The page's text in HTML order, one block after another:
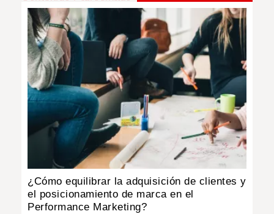
¿Cómo equilibrar la adquisición de clientes y
el posicionamiento de marca en el
Performance Marketing?